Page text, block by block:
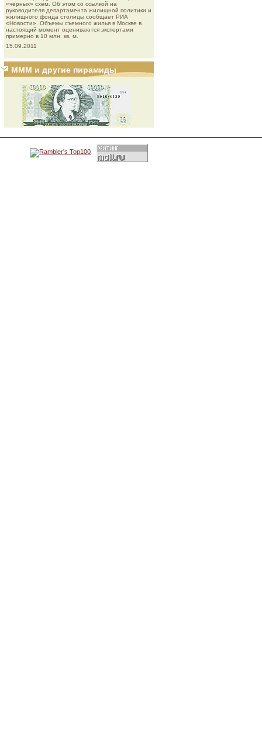
«черных» схем. Об этом со ссылкой на
руководителя департамента жилищной политики и
жилищного фонда столицы сообщает РИА
«Новости». Объемы съемного жилья в Москве в
настоящий момент оцениваются экспертами
примерно в 10 млн. кв. м.
15.09.2011
МММ и другие пирамиды